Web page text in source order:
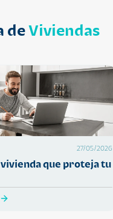
deViviendas
27/05/2026
que proteja tu